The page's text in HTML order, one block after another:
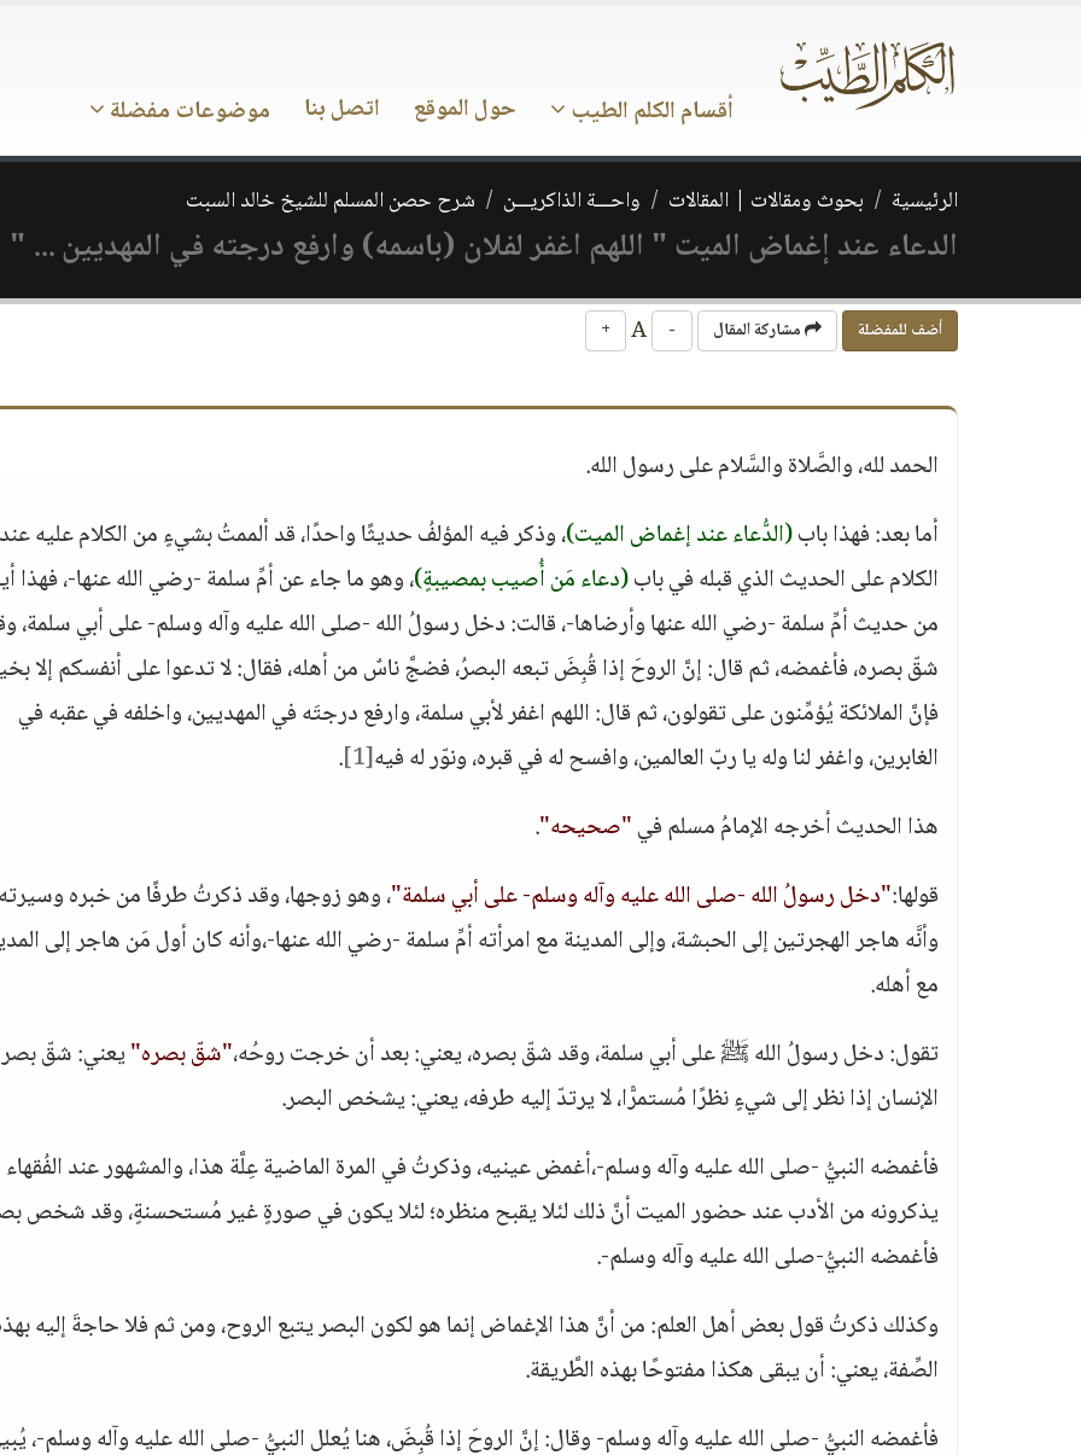
أقسام الكلم الطيب حول الموقع اتصل بنا موضوعات مفضلة
الرئيسية بحوث ومقالات | المقالات واحـــة الذاكريـــن شرح حصن المسلم للشيخ خالد السبت
الدعاء عند إغماض الميت " اللهم اغفر لفلان (باسمه) وارفع درجته في المهديين ... "
أضف للمفضلة مشاركة المقال -
+
الحمد لله، والصَّلاة والسَّلام على رسول الله.
أما بعد: فهذا باب(الدُّعاء عند إغماض الميت)، وذكر فيه المؤلفُ حديثًا واحدًا، قد ألممتُ بشيءٍ من الكلام عليه عند
الكلام على الحديث الذي قبله في باب(دعاء مَن أُصيب بمصيبةٍ)، وهو ما جاء عن أمِّ سلمة -رضي الله عنها-، فهذا
من حديث أمِّ سلمة -رضي الله عنها وأرضاها-، قالت: دخل رسولُ الله -صلى الله عليه وآله وسلم- على أبي سلمة،
شقّ بصره، فأغمضه، ثم قال: إنَّ الروحَ إذا قُبِضَ تبعه البصرُ، فضجَّ ناسٌ من أهله، فقال: لا تدعوا على أنفسكم إلا
فإنَّ الملائكة يُؤمِّنون على تقولون، ثم قال: اللهم اغفر لأبي سلمة، وارفع درجتَه في المهديين، واخلفه في عقبه في
الغابرين، واغفر لنا وله يا ربّ العالمين، وافسح له في قبره، ونوّر له فيه[1]
.
هذا الحديث أخرجه الإمامُ مسلم في"صحيحه".
قولها:"دخل رسولُ الله -صلى الله عليه وآله وسلم- على أبي سلمة"
وأنَّه هاجر الهجرتين إلى الحبشة، وإلى المدينة مع امرأته أمِّ سلمة -رضي الله عنها-،وأنه كان أول مَن هاجر إلى
مع أهله.
تقول: دخل رسولُ الله ﷺ على أبي سلمة، وقد شقّ بصره، يعني: بعد أن خرجت روحُه،"شقّ بصره"يعني: شقّ بصر
الإنسان إذا نظر إلى شيءٍ نظرًا مُستمرًّا، لا يرتدّ إليه طرفه، يعني: يشخص البصر.
فأغمضه النبيُّ -صلى الله عليه وآله وسلم-،أغمض عينيه، وذكرتُ في المرة الماضية عِلَّة هذا، والمشهور عند الفُقهاء
يذكرونه من الأدب عند حضور الميت أنَّ ذلك لئلا يقبح منظره؛ لئلا يكون في صورةٍ غير مُستحسنةٍ، وقد شخص
فأغمضه النبيُّ-صلى الله عليه وآله وسلم-.
وكذلك ذكرتُ قول بعض أهل العلم: من أنَّ هذا الإغماض إنما هو لكون البصر يتبع الروح، ومن ثم فلا حاجةَ إليه
الصِّفة، يعني: أن يبقى هكذا مفتوحًا بهذه الطَّريقة.
فأغمضه النبيُّ -صلى الله عليه وآله وسلم- وقال: إنَّ الروحَ إذا قُبِضَ، هنا يُعلل النبيُّ -صلى الله عليه وآله وسلم-،